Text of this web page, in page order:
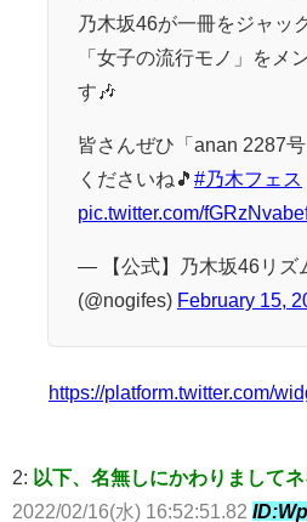
乃木坂46が一冊をジャッ
「女子の流行モノ」をメ
す🎶
皆さんぜひ「anan 2287
くださいね🎵 #乃木フェス
pic.twitter.com/
— 【公式】乃木坂46リズ
(@nogifes) February 15,
https://platform.twitter.com/
2: 以下、名無しにかわりまして
2022/02/16(水) 16:52:51.82